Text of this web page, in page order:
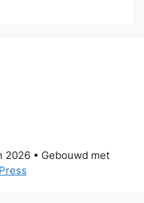
2026• Gebouwd met